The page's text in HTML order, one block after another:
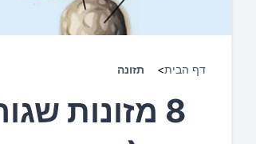
דף הבית> תזונה
8 מזונות